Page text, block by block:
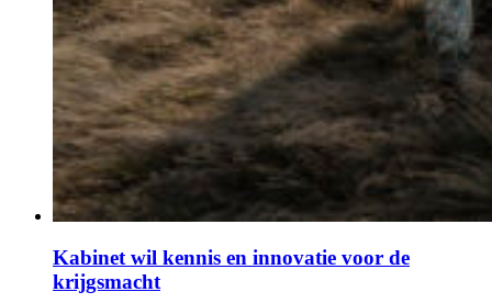
Kabinet wil kennis en innovatie voor de
krijgsmacht